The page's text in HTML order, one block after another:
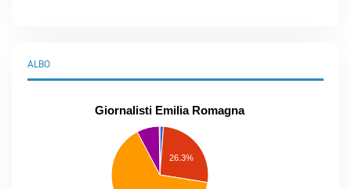
ALBO
Giornalisti Emilia Romagna
26.3%